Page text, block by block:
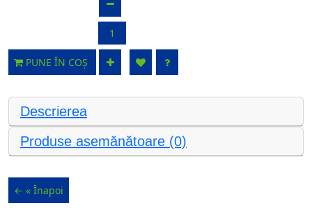
PUNE ÎN COȘ
Descrierea
Produse asemănătoare (0)